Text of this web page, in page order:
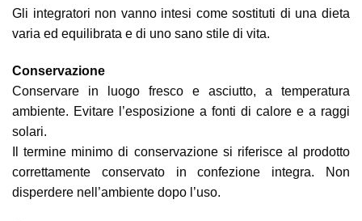
Gli integratori non vanno intesi come sostituti di una dieta
varia ed equilibrata e di uno sano stile di vita.
Conservazione
Conservare in luogo fresco e asciutto, a temperatura
ambiente. Evitare l’esposizione a fonti di calore e a raggi
solari.
Il termine minimo di conservazione si riferisce al prodotto
correttamente conservato in confezione integra. Non
disperdere nell’ambiente dopo l’uso.